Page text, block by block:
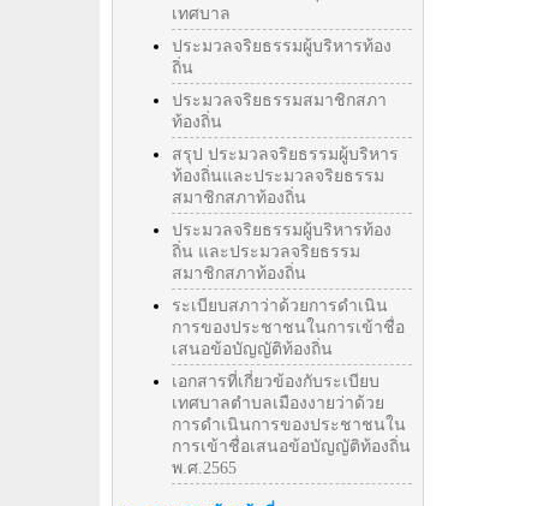
เทศบาล
ประมวลจริยธรรมผู้บริหารท้อง
ถิ่น
ประมวลจริยธรรมสมาชิกสภา
ท้องถิ่น
สรุป ประมวลจริยธรรมผู้บริหาร
ท้องถิ่นและประมวลจริยธรรม
สมาชิกสภาท้องถิ่น
ประมวลจริยธรรมผู้บริหารท้อง
ถิ่น และประมวลจริยธรรม
สมาชิกสภาท้องถิ่น
ระเบียบสภาว่าด้วยการดำเนิน
การของประชาชนในการเข้าชื่อ
เสนอข้อบัญญัติท้องถิ่น
เอกสารที่เกี่ยวข้องกับระเบียบ
เทศบาลตำบลเมืองงายว่าด้วย
การดำเนินการของประชาชนใน
การเข้าชื่อเสนอข้อบัญญัติท้องถิ่น
พ.ศ.2565